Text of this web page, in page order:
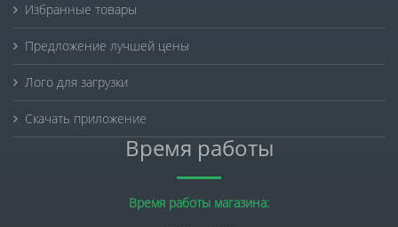
Избранные товары
Предложение лучшей цены
Лого для загрузки
Скачать приложение
Время работы
Время работы магазина: